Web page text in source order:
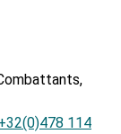
114